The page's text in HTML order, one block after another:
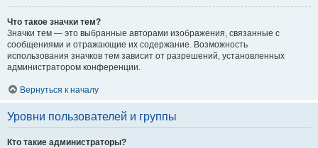
Что такое значки тем?
Значки тем — это выбранные авторами изображения, связанные с
сообщениями и отражающие их содержание. Возможность
использования значков тем зависит от разрешений, установленных
администратором конференции.
Вернуться к началу
Уровни пользователей и группы
Кто такие администраторы?